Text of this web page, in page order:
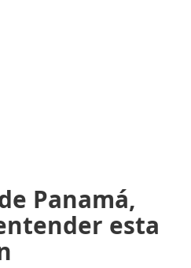
Panamá,
esta